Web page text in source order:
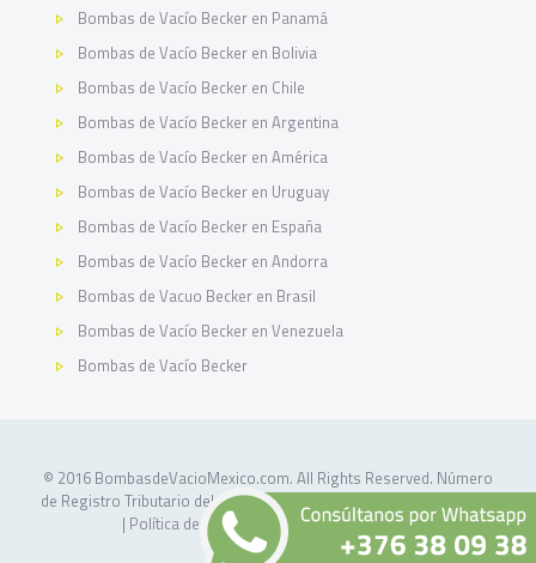
Bombas de Vacío Becker en Panamá
Bombas de Vacío Becker en Bolivia
Bombas de Vacío Becker en Chile
Bombas de Vacío Becker en Argentina
Bombas de Vacío Becker en América
Bombas de Vacío Becker en Uruguay
Bombas de Vacío Becker en España
Bombas de Vacío Becker en Andorra
Bombas de Vacuo Becker en Brasil
Bombas de Vacío Becker en Venezuela
Bombas de Vacío Becker
© 2016 BombasdeVacioMexico.com. All Rights Reserved. Número
de Registro Tributario del Gobierno de Andorra
(NRT): L-711177-D
| Política de Privacidad |Política de Cookies